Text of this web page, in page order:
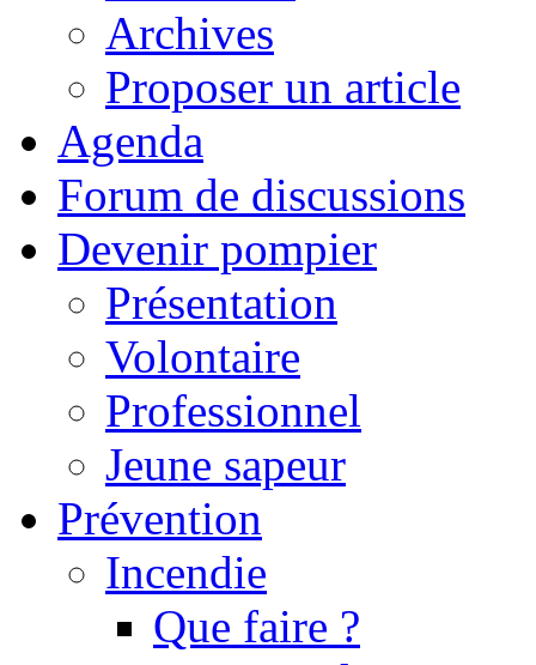
Archives
Proposer un article
Agenda
Forum de discussions
Devenir pompier
Présentation
Volontaire
Professionnel
Jeune sapeur
Prévention
Incendie
Que faire ?